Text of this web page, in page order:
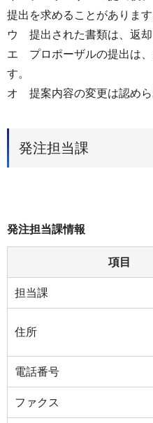
提出を求めることがあります
ウ 提出された書類は、返却
エ プロポーザルの提出は、
す。
オ 提案内容の変更は認めら
発注担当課
発注担当課情報
項目
担当課
住所
電話番号
ファクス